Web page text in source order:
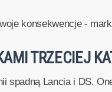
konsekwencje -
TRZECIEJ
spadną Lancia i DS.